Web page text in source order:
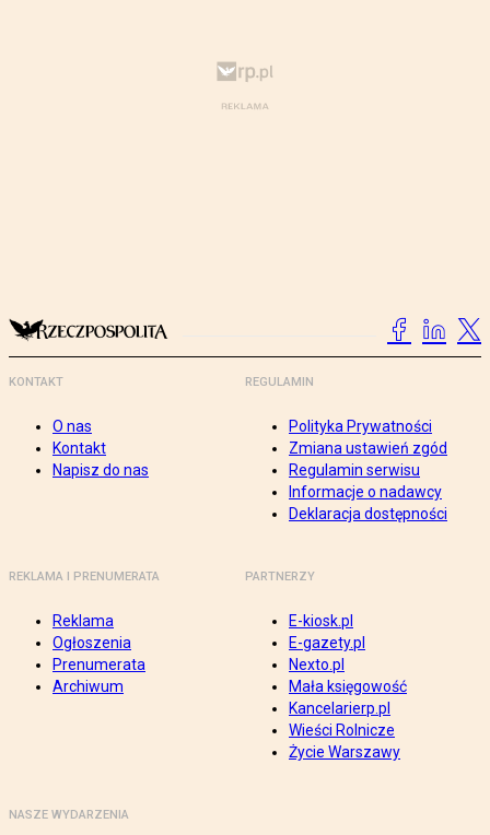
KONTAKT
O nas
Kontakt
Napisz do nas
REGULAMIN
Polityka Prywatności
Zmiana ustawień zgód
Regulamin serwisu
Informacje o nadawcy
Deklaracja dostępności
REKLAMA I PRENUMERATA
Reklama
Ogłoszenia
Prenumerata
Archiwum
PARTNERZY
E-kiosk.pl
E-gazety.pl
Nexto.pl
Mała księgowość
Kancelarierp.pl
Wieści Rolnicze
Życie Warszawy
NASZE WYDARZENIA